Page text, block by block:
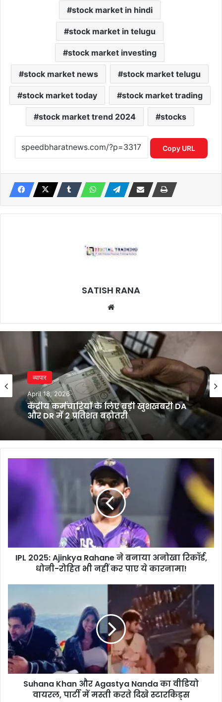
stock market in hindi
stock market in telugu
stock market investing
stock market news stock market telugu
stock market today stock market trading
stock market trend 2024 stocks
Copy URL
SATISH RANA
व्यापार
April 18, 2026
केंद्रीय कर्मचारियों के लिए बड़ी खुशखबरी DA
और DR में 2 प्रतिशत बढ़ोतरी
व्यापार
April 16, 2026
हुआ लाल निशान में बंद
2025:
Ajinkya
अनोखा
धोनी-
रोहित
ये
कारनामा!
IPL 2025: Ajinkya Rahane ने बनाया अनोखा रिकॉर्ड,
धोनी-रोहित भी नहीं कर पाए ये कारनामा!
और
Agastya
Nanda
का
वीडियो
वायरल,
पार्टी
Suhana Khan और Agastya Nanda का वीडियो
वायरल, पार्टी में मस्ती करते दिखे स्टारकिड्स